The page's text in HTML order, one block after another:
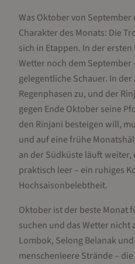
Was Oktober von
Charakter des Monats: Die
sich in Etappen. In der
Wetter noch dem
gelegentliche Schauer. In
Regenphasen zu, und der
gegen Ende Oktober seine
den Rinjani besteigen will,
und auf eine frühe
an der Südküste läuft weiter,
praktisch leer – ein ruhiges
Hochsaisonbelebtheit.
Oktober ist der beste Monat
suchen und das Wetter nicht
Lombok, Selong Belanak
menschenleere Strände –